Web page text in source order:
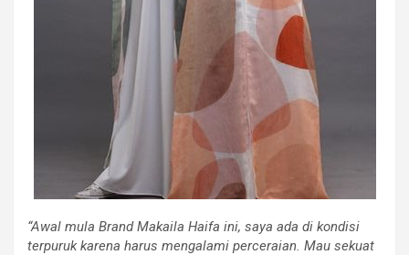
“Awal mula Brand Makaila Haifa ini, saya ada di kondisi
terpuruk karena harus mengalami perceraian. Mau sekuat